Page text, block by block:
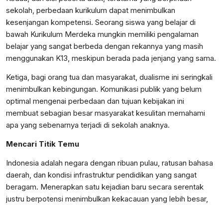
sekolah, perbedaan kurikulum dapat menimbulkan
kesenjangan kompetensi. Seorang siswa yang belajar di
bawah Kurikulum Merdeka mungkin memiliki pengalaman
belajar yang sangat berbeda dengan rekannya yang masih
menggunakan K13, meskipun berada pada jenjang yang sama.
Ketiga, bagi orang tua dan masyarakat, dualisme ini seringkali
menimbulkan kebingungan. Komunikasi publik yang belum
optimal mengenai perbedaan dan tujuan kebijakan ini
membuat sebagian besar masyarakat kesulitan memahami
apa yang sebenarnya terjadi di sekolah anaknya.
Mencari Titik Temu
Indonesia adalah negara dengan ribuan pulau, ratusan bahasa
daerah, dan kondisi infrastruktur pendidikan yang sangat
beragam. Menerapkan satu kejadian baru secara serentak
justru berpotensi menimbulkan kekacauan yang lebih besar,